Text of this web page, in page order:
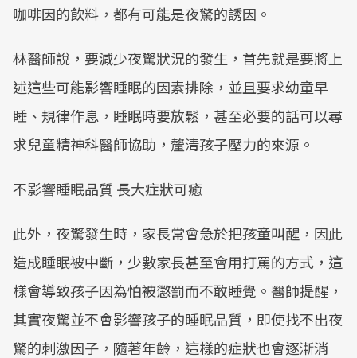
咖啡因的飲料，都有可能是夜驚的誘因。
林醫師說，要減少夜驚狀況的發生，首先就是要將上
述這些可能影響睡眠的因素排除，並且要求幼童早
睡、規律作息，睡眠時要放鬆，甚至必要的話可以尋
求兒童精神科醫師協助，釐清孩子壓力的來源。
不影響睡眠品質 長大症狀可癒
此外，夜驚發生時，家長常會急於把孩童叫醒，因此
造成睡眠被中斷，少數家長甚至會用打罵的方式，這
樣會導致孩子因為怕被懲罰而不敢睡覺。醫師提醒，
其實夜驚並不會影響孩子的睡眠品質，即使找不出夜
驚的刺激因子，隨著年齡，這樣的症狀也會逐漸消